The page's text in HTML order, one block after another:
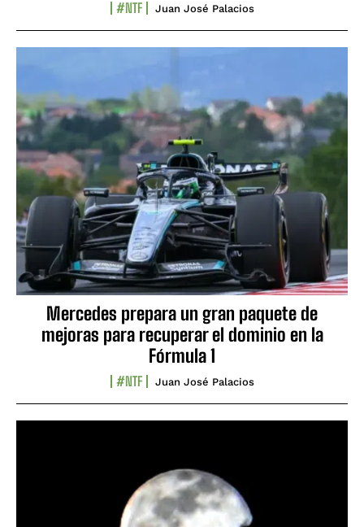
#NTF Juan José Palacios
Mercedes prepara un gran paquete de
mejoras para recuperar el dominio en la
Fórmula 1
#NTF Juan José Palacios